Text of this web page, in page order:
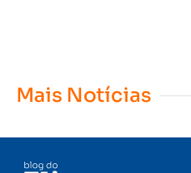
Mais Notícias